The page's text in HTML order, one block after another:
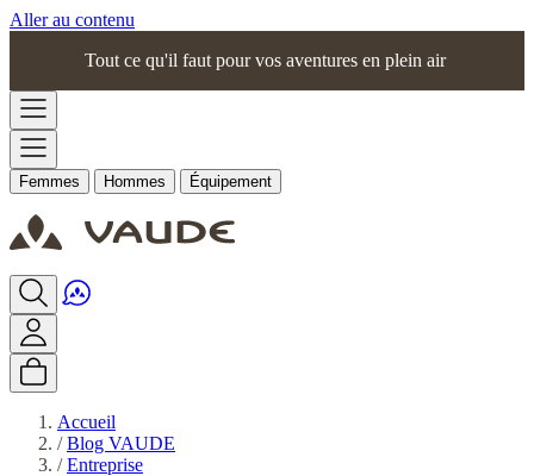
Aller au contenu
Tout ce qu'il faut pour vos aventures en plein air
Femmes Hommes Équipement
Accueil
/ Blog VAUDE
/ Entreprise